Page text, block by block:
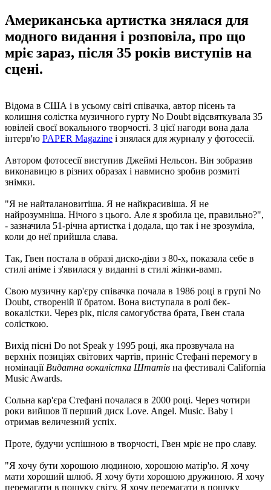
Американська артистка знялася для
модного видання і розповіла, про що
мріє зараз, після 35 років виступів на
сцені.
Відома в США і в усьому світі співачка, автор пісень та
колишня солістка музичного гурту No Doubt відсвяткувала 35
ювілей своєї вокального творчості. З цієї нагоди вона дала
інтерв'ю PAPER Magazine і знялася для журналу у фотосесії.
Автором фотосесії виступив Джеймі Нельсон. Він зобразив
виконавицю в різних образах і навмисно зробив розмиті
знімки.
"Я не найталановитіша. Я не найкрасивіша. Я не
найрозумніша. Нічого з цього. Але я зробила це, правильно?",
- зазначила 51-річна артистка і додала, що так і не зрозуміла,
коли до неї прийшла слава.
Так, Гвен постала в образі диско-діви з 80-х, показала себе в
стилі аніме і з'явилася у виданні в стилі жінки-вамп.
Свою музичну кар'єру співачка почала в 1986 році в групі No
Doubt, створеній її братом. Вона виступала в ролі бек-
вокалістки. Через рік, після самогубства брата, Гвен стала
солісткою.
Вихід пісні Do not Speak у 1995 році, яка прозвучала на
верхніх позиціях світових чартів, приніс Стефані перемогу в
номінації Видатна вокалістка Штатів на фестивалі California
Music Awards.
Сольна кар'єра Стефані почалася в 2000 році. Через чотири
роки вийшов її перший диск Love. Angel. Music. Baby і
отримав величезний успіх.
Проте, будучи успішною в творчості, Гвен мріє не про славу.
"Я хочу бути хорошою людиною, хорошою матір'ю. Я хочу
мати хороший шлюб. Я хочу бути хорошою дружиною. Я хочу
перемагати в пошуку світу. Я хочу перемагати в пошуку